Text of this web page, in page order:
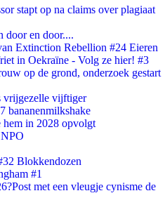
stapt op na claims over plagiaat
door en door....
Extinction Rebellion #24 Eieren
in Oekraïne - Volg ze hier! #3
op de grond, onderzoek gestart
vrijgezelle vijftiger
bananenmilkshake
in 2028 opvolgt
Blokkendozen
#1
met een vleugje cynisme de